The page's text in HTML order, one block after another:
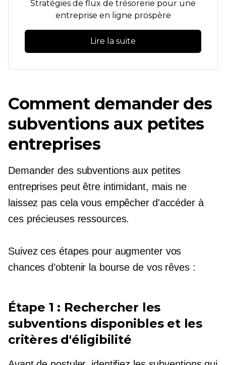
Stratégies de flux de trésorerie pour une
entreprise en ligne prospère
Lire la suite
Comment demander des
subventions aux petites
entreprises
Demander des subventions aux petites
entreprises peut être intimidant, mais ne
laissez pas cela vous empêcher d'accéder à
ces précieuses ressources.
Suivez ces étapes pour augmenter vos
chances d’obtenir la bourse de vos rêves :
Étape 1 : Rechercher les
subventions disponibles et les
critères d'éligibilité